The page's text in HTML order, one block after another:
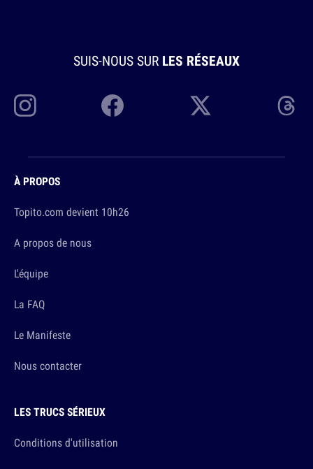
SUIS-NOUS SUR LES RÉSEAUX
À PROPOS
Topito.com devient 10h26
A propos de nous
L'équipe
La FAQ
Le Manifeste
Nous contacter
LES TRUCS SÉRIEUX
Conditions d'utilisation